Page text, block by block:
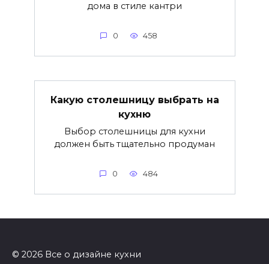
дома в стиле кантри
0 458
Какую столешницу выбрать на
кухню
Выбор столешницы для кухни
должен быть тщательно продуман
0 484
© 2026 Все о дизайне кухни